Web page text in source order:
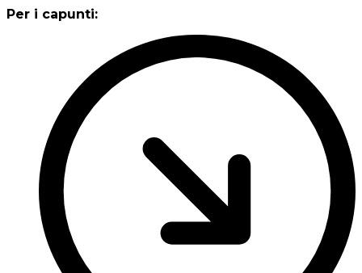
Per i capunti: